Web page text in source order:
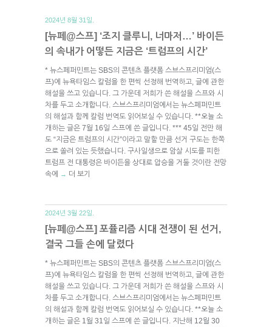
2024년 8월 31일.
[뉴페@스프] ‘조지 클루니, 너마저…’ 바이든
의 속내가 어떻든 지금은 ‘트럼프의 시간’
* 뉴스페퍼민트는 SBS의 콘텐츠 플랫폼 스브스프리미엄(스
프)에 뉴욕타임스 칼럼을 한 편씩 선정해 번역하고, 글에 관한
해설을 쓰고 있습니다. 그 가운데 저희가 쓴 해설을 스프와 시
차를 두고 소개합니다. 스브스프리미엄에서는 뉴스페퍼민트
의 해설과 함께 칼럼 번역도 읽어보실 수 있습니다. **오늘 소
개하는 글은 7월 16일 스프에 쓴 글입니다. *** 45일 전만 해
도 “지금은 트럼프의 시간”이라고 말할 만큼 선거 구도는 한쪽
으로 쏠려 있는 듯했습니다. 구사일생으로 암살 시도를 피한
트럼프 전 대통령은 바이든을 상대로 압승을 거둘 것이란 전망
속에
→ 더 보기
2024년 3월 22일.
[뉴페@스프] 포퓰리즘 시대 전쟁이 된 선거,
결국 그들 손에 달렸다
* 뉴스페퍼민트는 SBS의 콘텐츠 플랫폼 스브스프리미엄(스
프)에 뉴욕타임스 칼럼을 한 편씩 선정해 번역하고, 글에 관한
해설을 쓰고 있습니다. 그 가운데 저희가 쓴 해설을 스프와 시
차를 두고 소개합니다. 스브스프리미엄에서는 뉴스페퍼민트
의 해설과 함께 칼럼 번역도 읽어보실 수 있습니다. **오늘 소
개하는 글은 1월 31일 스프에 쓴 글입니다. 지난해 12월 30